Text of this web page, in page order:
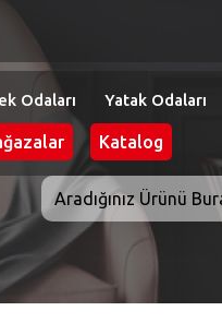
Odaları Yatak Odaları
Katalog